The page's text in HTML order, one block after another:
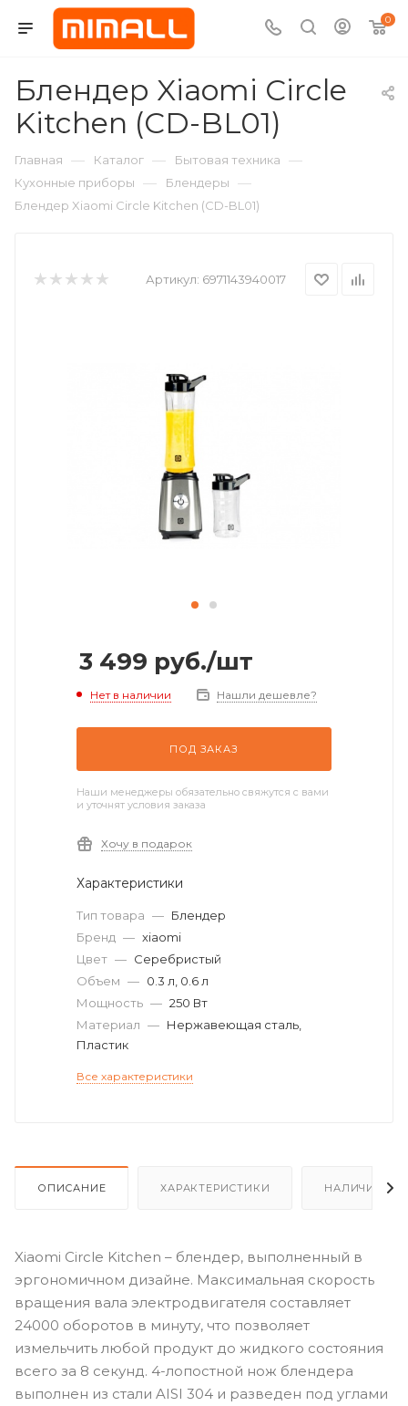
0
Блендер Xiaomi Circle
Kitchen (CD-BL01)
Главная — Каталог — Бытовая техника —
Кухонные приборы — Блендеры —
Блендер Xiaomi Circle Kitchen (CD-BL01)
Артикул: 6971143940017
3 499 руб./шт
Нет в наличии Нашли дешевле?
ПОД ЗАКАЗ
Наши менеджеры обязательно свяжутся с вами
и уточнят условия заказа
Хочу в подарок
Характеристики
Тип товара — Блендер
Бренд — xiaomi
Цвет — Серебристый
Объем — 0.3 л, 0.6 л
Мощность — 250 Вт
Материал — Нержавеющая сталь,
Пластик
Все характеристики
ОПИСАНИЕ ХАРАКТЕРИСТИКИ НАЛИЧИЕ
Xiaomi Circle Kitchen – блендер, выполненный в
эргономичном дизайне. Максимальная скорость
вращения вала электродвигателя составляет
24000 оборотов в минуту, что позволяет
измельчить любой продукт до жидкого состояния
всего за 8 секунд. 4-лопостной нож блендера
выполнен из стали AISI 304 и разведен под углами